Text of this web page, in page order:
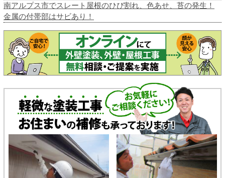
南アルプス市でスレート屋根のひび割れ、色あせ、苔の発生！
金属の付帯部はサビあり！